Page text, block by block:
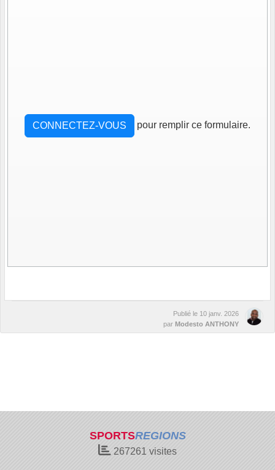
CONNECTEZ-VOUS pour remplir ce formulaire.
Publié le 10 janv. 2026
par Modesto ANTHONY
SPORTSREGIONS
267261 visites